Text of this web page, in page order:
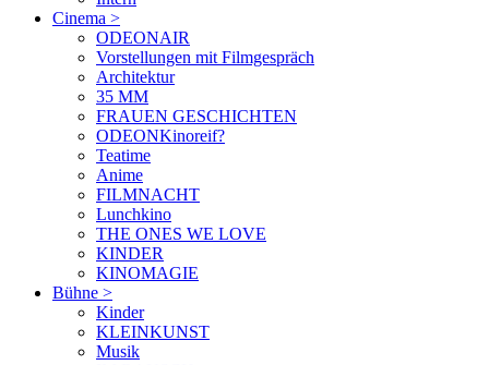
Cinema >
ODEONAIR
Vorstellungen mit Filmgespräch
Architektur
35 MM
FRAUEN GESCHICHTEN
ODEONKinoreif?
Teatime
Anime
FILMNACHT
Lunchkino
THE ONES WE LOVE
KINDER
KINOMAGIE
Bühne >
Kinder
KLEINKUNST
Musik